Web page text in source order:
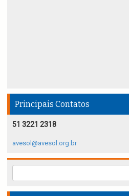
Principais Contatos
51 3221 2318
avesol@avesol.org.br